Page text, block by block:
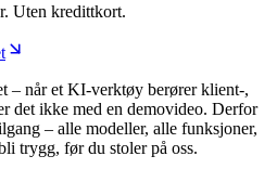
Uten kredittkort.
– når et KI-verktøy berører klient-,
det ikke med en demovideo. Derfor
– alle modeller, alle funksjoner,
trygg, før du stoler på oss.